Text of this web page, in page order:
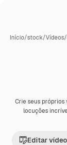
Início/stock/Vídeos/
Crie seus próprios
locuções
Editar vídeo